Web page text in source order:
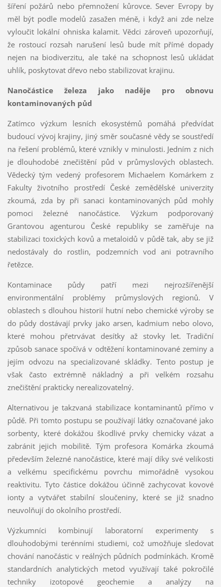
šíření požárů nebo přemnožení kůrovce. Sever Evropy by
měl být podle modelů zasažen méně, i když ani zde nelze
vyloučit lokální ohniska kalamit. Vědci zároveň upozorňují,
že rostoucí rozsah narušení lesů bude mít přímé dopady
nejen na biodiverzitu, ale také na schopnost lesů ukládat
uhlík, poskytovat dřevo nebo stabilizovat krajinu.
Nanočástice železa jako naděje pro obnovu
kontaminovaných půd
Zatímco výzkum lesních ekosystémů pomáhá předvídat
budoucí vývoj krajiny, jiný směr současné vědy se soustředí
na řešení problémů, které vznikly v minulosti. Jedním z nich
je dlouhodobé znečištění půd v průmyslových oblastech.
Vědecký tým vedený profesorem Michaelem Komárkem z
Fakulty životního prostředí České zemědělské univerzity
zkoumá, zda by při sanaci kontaminovaných půd mohly
pomoci železné nanočástice. Výzkum podporovaný
Grantovou agenturou České republiky se zaměřuje na
stabilizaci toxických kovů a metaloidů v půdě tak, aby se již
nedostávaly do rostlin, podzemních vod ani potravního
řetězce.
Kontaminace půdy patří mezi nejrozšířenější
environmentální problémy průmyslových regionů. V
oblastech s dlouhou historií hutní nebo chemické výroby se
do půdy dostávají prvky jako arsen, kadmium nebo olovo,
které mohou přetrvávat desítky až stovky let. Tradiční
způsob sanace spočívá v odtěžení kontaminované zeminy a
jejím odvozu na specializované skládky. Tento postup je
však často extrémně nákladný a při velkém rozsahu
znečištění prakticky nerealizovatelný.
Alternativou je takzvaná stabilizace kontaminantů přímo v
půdě. Při tomto postupu se používají látky označované jako
sorbenty, které dokážou škodlivé prvky chemicky vázat a
zabránit jejich mobilitě. Tým profesora Komárka zkoumá
především železné nanočástice, které mají díky své velikosti
a velkému specifickému povrchu mimořádně vysokou
reaktivitu. Tyto částice dokážou účinně zachycovat kovové
ionty a vytvářet stabilní sloučeniny, které se již snadno
neuvolňují do okolního prostředí.
Výzkumníci kombinují laboratorní experimenty s
dlouhodobými terénními studiemi, což umožňuje sledovat
chování nanočástic v reálných půdních podmínkách. Kromě
standardních analytických metod využívají také pokročilé
techniky izotopové geochemie a analýzy na